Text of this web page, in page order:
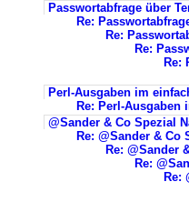
Passwortabfrage über
Re:
Re:
Re:
Re:
Perl-Ausgaben im
Re: Perl-Ausgaben
@Sander & Co Spezial
Re: @Sander &
Re: @Sander
Re:
Re: